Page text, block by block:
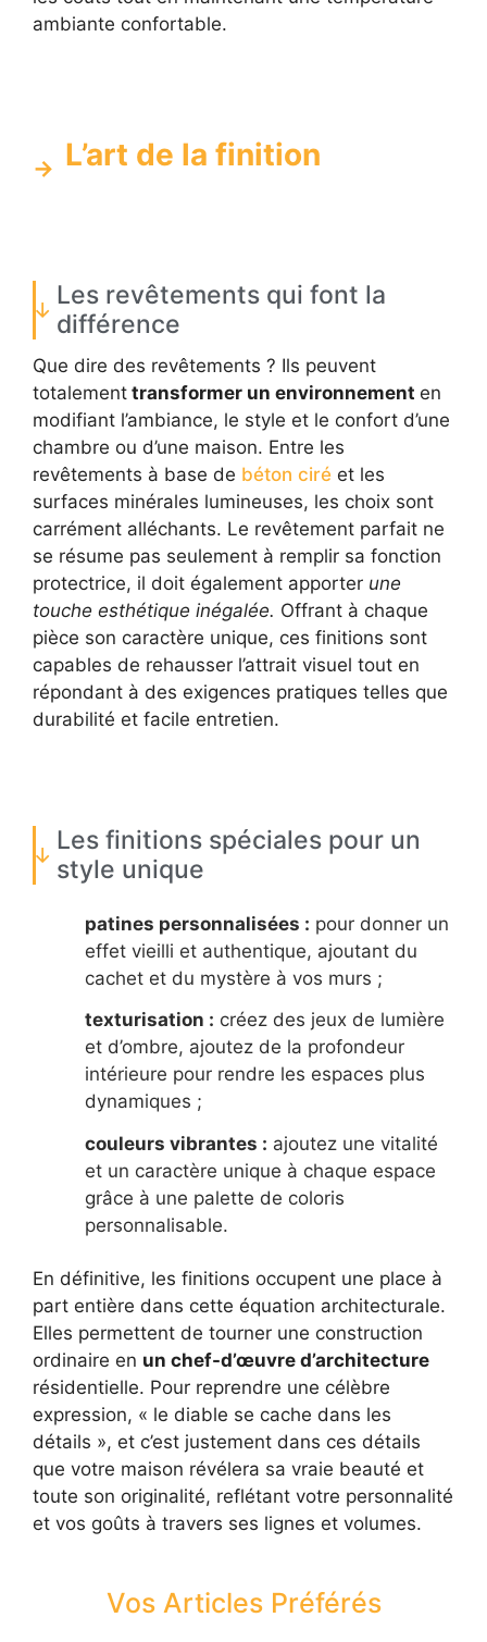
ambiante confortable.
L’art de la finition
Les revêtements qui font la
différence
Que dire des revêtements ? Ils peuvent
totalement transformer un environnement en
modifiant l’ambiance, le style et le confort d’une
chambre ou d’une maison. Entre les
revêtements à base de béton ciré et les
surfaces minérales lumineuses, les choix sont
carrément alléchants. Le revêtement parfait ne
se résume pas seulement à remplir sa fonction
protectrice, il doit également apporter une
touche esthétique inégalée. Offrant à chaque
pièce son caractère unique, ces finitions sont
capables de rehausser l’attrait visuel tout en
répondant à des exigences pratiques telles que
durabilité et facile entretien.
Les finitions spéciales pour un
style unique
patines personnalisées : pour donner un
effet vieilli et authentique, ajoutant du
cachet et du mystère à vos murs ;
texturisation : créez des jeux de lumière
et d’ombre, ajoutez de la profondeur
intérieure pour rendre les espaces plus
dynamiques ;
couleurs vibrantes : ajoutez une vitalité
et un caractère unique à chaque espace
grâce à une palette de coloris
personnalisable.
En définitive, les finitions occupent une place à
part entière dans cette équation architecturale.
Elles permettent de tourner une construction
ordinaire en un chef-d’œuvre d’architecture
résidentielle. Pour reprendre une célèbre
expression, « le diable se cache dans les
détails », et c’est justement dans ces détails
que votre maison révélera sa vraie beauté et
toute son originalité, reflétant votre personnalité
et vos goûts à travers ses lignes et volumes.
Vos Articles Préférés